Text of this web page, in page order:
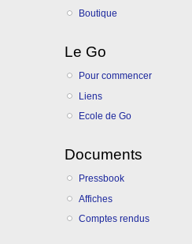
Boutique
Le Go
Pour commencer
Liens
Ecole de Go
Documents
Pressbook
Affiches
Comptes rendus